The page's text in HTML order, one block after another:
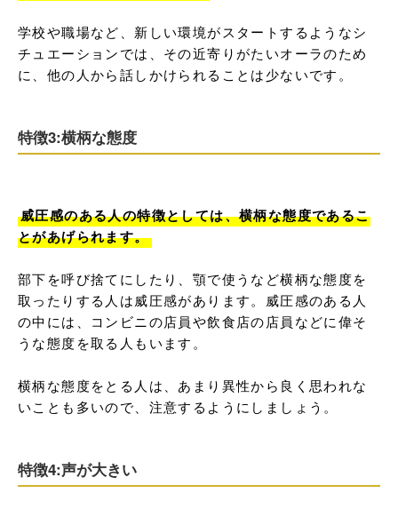
学校や職場など、新しい環境がスタートするようなシ
チュエーションでは、その近寄りがたいオーラのため
に、他の人から話しかけられることは少ないです。
特徴3:横柄な態度
威圧感のある人の特徴としては、横柄な態度であるこ
とがあげられます。
部下を呼び捨てにしたり、顎で使うなど横柄な態度を
取ったりする人は威圧感があります。威圧感のある人
の中には、コンビニの店員や飲食店の店員などに偉そ
うな態度を取る人もいます。
横柄な態度をとる人は、あまり異性から良く思われな
いことも多いので、注意するようにしましょう。
特徴4:声が大きい